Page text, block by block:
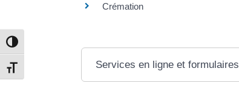
Passer en contraste élevé
Changer la taille de la police
Crémation
Services en ligne et formulaires